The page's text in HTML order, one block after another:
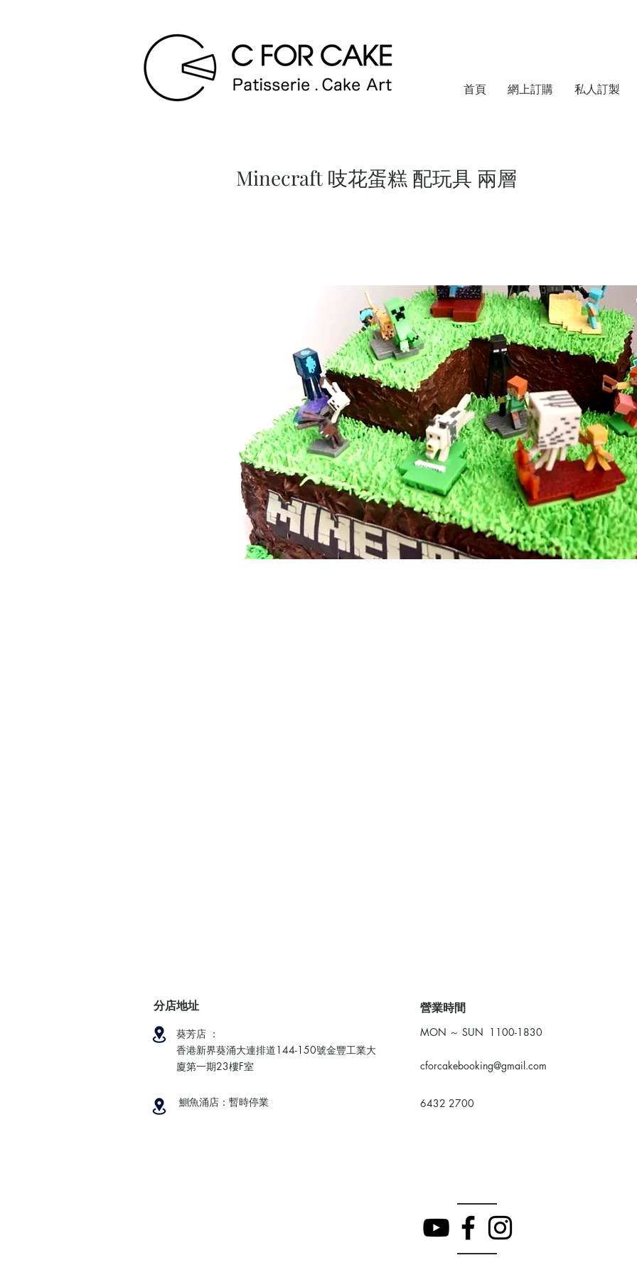
首頁 網上訂購 私人訂製
Minecraft 吱花蛋糕 配玩具 兩層
分店地址
葵芳店 ：
香港新界葵涌大連排道144-150號金豐工業大
廈第一期23樓F室
鰂魚涌店：暫時停業
​營業時間
MON ～ SUN 1100-1830
cforcakebooking@gmail.com
6432 2700